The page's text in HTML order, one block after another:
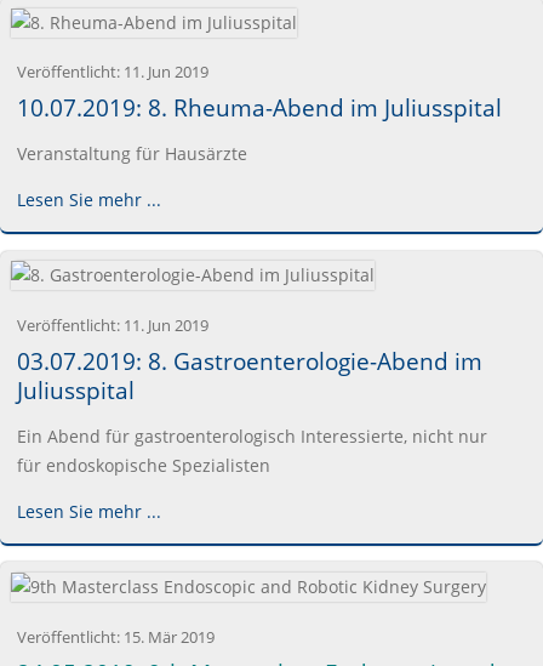
Veröffentlicht: 11. Jun 2019
10.07.2019: 8. Rheuma-Abend im Juliusspital
Veranstaltung für Hausärzte
Lesen Sie mehr ...
Veröffentlicht: 11. Jun 2019
03.07.2019: 8. Gastroenterologie-Abend im
Juliusspital
Ein Abend für gastroenterologisch Interessierte, nicht nur
für endoskopische Spezialisten
Lesen Sie mehr ...
Veröffentlicht: 15. Mär 2019